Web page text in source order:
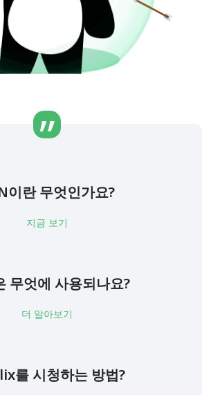
이란 무엇인가요?
지금 보기
무엇에 사용되나요?
더 알아보기
를 시청하는 방법?